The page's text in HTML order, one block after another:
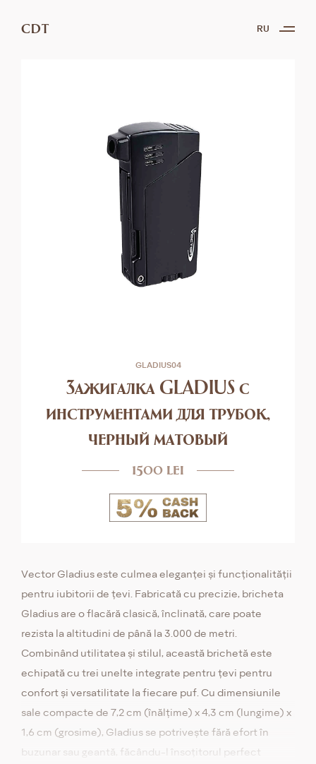
CDT RU
GLADIUS04
Зажигалка GLADIUS с
инструментами для трубок,
черный матовый
1500 lei
Vector Gladius este culmea eleganței și funcționalității
pentru iubitorii de țevi. Fabricată cu precizie, bricheta
Gladius are o flacără clasică, înclinată, care poate
rezista la altitudini de până la 3.000 de metri.
Combinând utilitatea și stilul, această brichetă este
echipată cu trei unelte integrate pentru țevi pentru
confort și versatilitate la fiecare puf. Cu dimensiunile
sale compacte de 7,2 cm (înălțime) x 4,3 cm (lungime) x
1,6 cm (grosime), Gladius se potrivește fără efort în
buzunar sau geantă, făcându-l însoțitorul perfect